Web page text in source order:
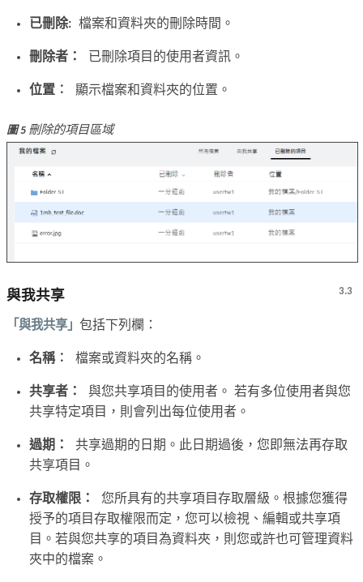
已刪除: 檔案和資料夾的刪除時間。
刪除者： 已刪除項目的使用者資訊。
位置︰ 顯示檔案和資料夾的位置。
圖 5 刪除的項目區域
3.3
與我共享
「與我共享」 包括下列欄：
名稱︰ 檔案或資料夾的名稱。
共享者：
與您共享項目的使用者。 若有多位使用者與您
共享特定項目，則會列出每位使用者。
過期：
共享過期的日期。此日期過後，您即無法再存取
共享項目。
存取權限：
您所具有的共享項目存取層級。根據您獲得
授予的項目存取權限而定，您可以檢視、編輯或共享項
目。若與您共享的項目為資料夾，則您或許也可管理資料
夾中的檔案。